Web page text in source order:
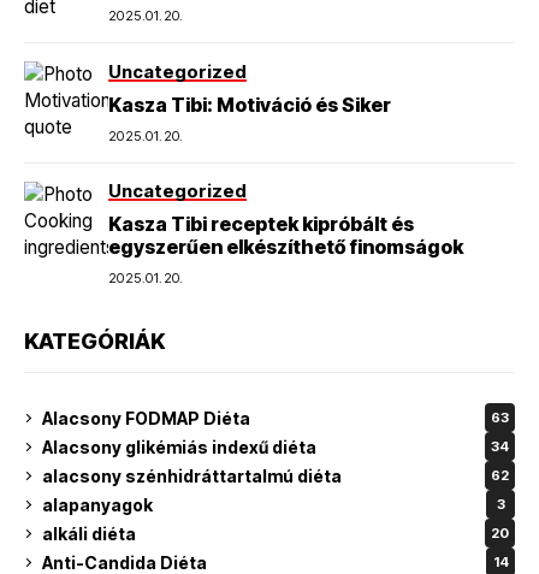
2025.01.20.
Uncategorized
Kasza Tibi: Motiváció és Siker
2025.01.20.
Uncategorized
Kasza Tibi receptek kipróbált és
egyszerűen elkészíthető finomságok
2025.01.20.
KATEGÓRIÁK
Alacsony FODMAP Diéta 63
Alacsony glikémiás indexű diéta 34
alacsony szénhidráttartalmú diéta 62
alapanyagok 3
alkáli diéta 20
Anti-Candida Diéta 14